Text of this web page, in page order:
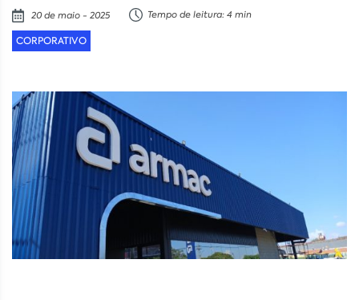
20 de maio - 2025 Tempo de leitura: 4 min
CORPORATIVO